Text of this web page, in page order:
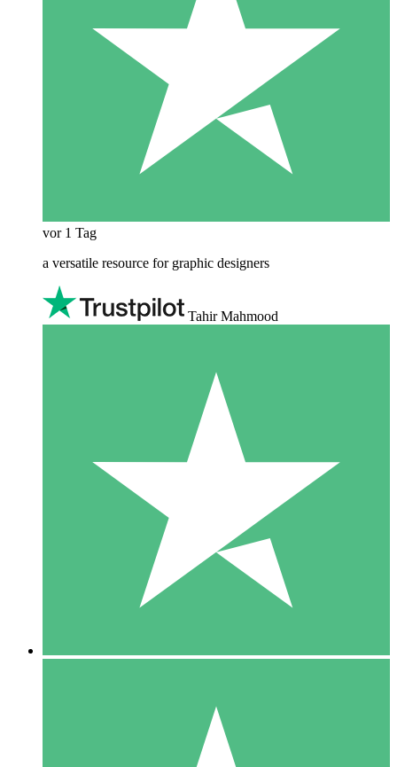
vor 1 Tag
a versatile resource for graphic designers
Tahir Mahmood